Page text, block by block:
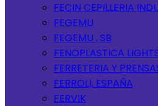
FECIN CEPILLERIA
FEGEMU
FEGEMU , SB
FENOPLASTICA
FERRETERIA Y
FERROLI, ESPAÑA
FERVIK